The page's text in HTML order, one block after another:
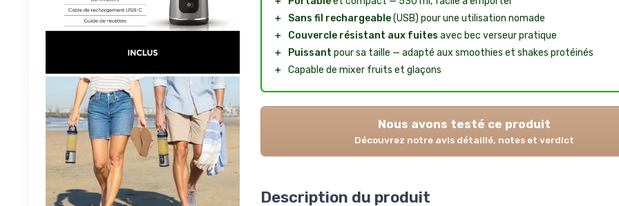
＋
Sans fil rechargeable(USB) pour une utilisation nomade
＋
Couvercle résistant aux fuites avec bec verseur pratique
＋
Puissant pour sa taille — adapté aux smoothies et shakes protéinés
＋ Capable de mixer fruits et glaçons
Nous avons testé ce produit
Découvrez notre avis détaillé, notes et verdict
Description du produit